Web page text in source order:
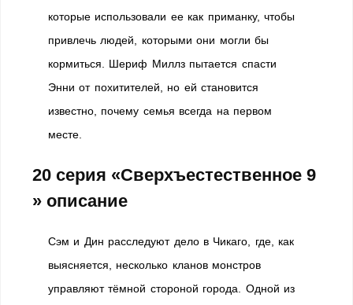
которые использовали ее как приманку, чтобы
привлечь людей, которыми они могли бы
кормиться. Шериф Миллз пытается спасти
Энни от похитителей, но ей становится
известно, почему семья всегда на первом
месте.
20 серия «Сверхъестественное 9
» описание
Сэм и Дин расследуют дело в Чикаго, где, как
выясняется, несколько кланов монстров
управляют тёмной стороной города. Одной из